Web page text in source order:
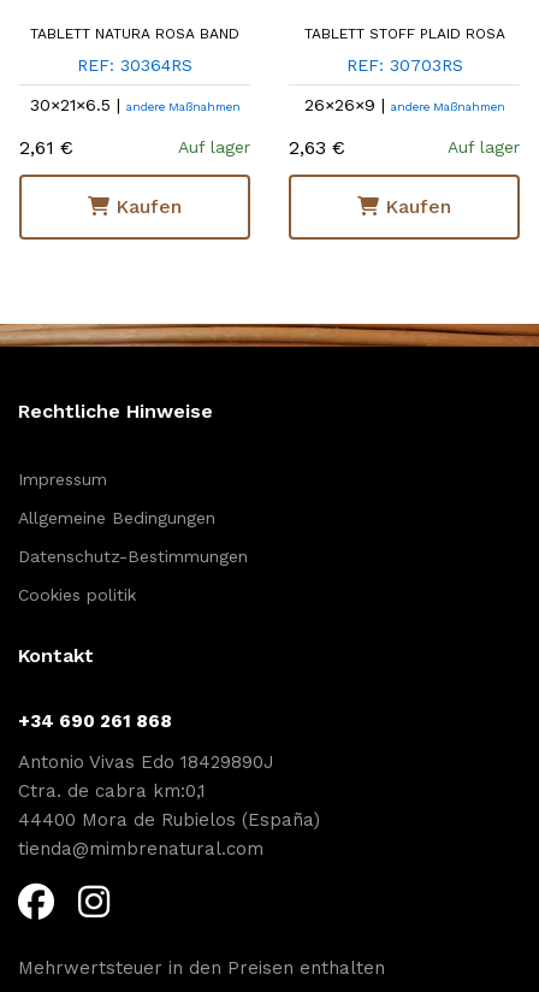
TABLETT NATURA ROSA BAND
REF: 30364RS
30×21×6.5 | andere Maßnahmen
2,61 € Auf lager
Kaufen
TABLETT STOFF PLAID ROSA
REF: 30703RS
26×26×9 | andere Maßnahmen
2,63 € Auf lager
Kaufen
Rechtliche Hinweise
Impressum
Allgemeine Bedingungen
Datenschutz-Bestimmungen
Cookies politik
Kontakt
+34 690 261 868
Antonio Vivas Edo 18429890J
Ctra. de cabra km:0,1
44400 Mora de Rubielos (España)
tienda@mimbrenatural.com
Mehrwertsteuer in den Preisen enthalten